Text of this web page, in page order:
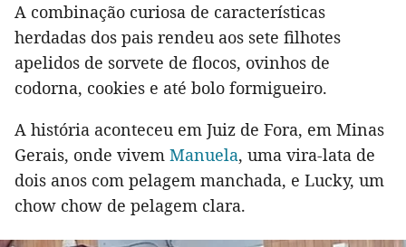
A combinação curiosa de características
herdadas dos pais rendeu aos sete filhotes
apelidos de sorvete de flocos, ovinhos de
codorna, cookies e até bolo formigueiro.
A história aconteceu em Juiz de Fora, em Minas
Gerais, onde vivem Manuela, uma vira-lata de
dois anos com pelagem manchada, e Lucky, um
chow chow de pelagem clara.